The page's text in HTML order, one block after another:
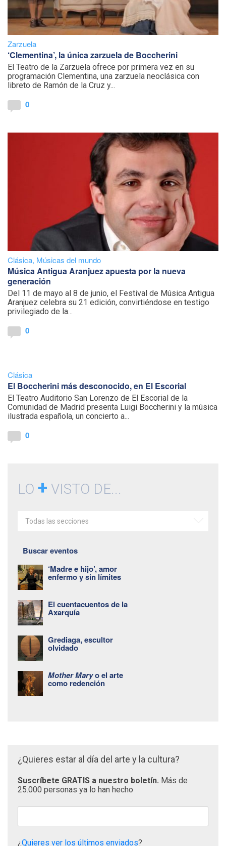
Zarzuela
‘Clementina’, la única zarzuela de Boccherini
El Teatro de la Zarzuela ofrece por primera vez en su
programación Clementina, una zarzuela neoclásica con
libreto de Ramón de la Cruz y...
0
Clásica, Músicas del mundo
Música Antigua Aranjuez apuesta por la nueva
generación
Del 11 de mayo al 8 de junio, el Festival de Música Antigua
Aranjuez celebra su 21 edición, convirtiéndose en testigo
privilegiado de la...
0
Clásica
El Boccherini más desconocido, en El Escorial
El Teatro Auditorio San Lorenzo de El Escorial de la
Comunidad de Madrid presenta Luigi Boccherini y la música
ilustrada española, un concierto a...
0
LO + VISTO DE...
Todas las secciones
Buscar eventos
‘Madre e hijo’, amor
enfermo y sin límites
El cuentacuentos de la
Axarquía
Grediaga, escultor
olvidado
Mother Maryo el arte
como redención
¿Quieres estar al día del arte y la cultura?
Suscríbete GRATIS a nuestro boletín. Más de
25.000 personas ya lo han hecho
¿Quieres ver los últimos enviados?